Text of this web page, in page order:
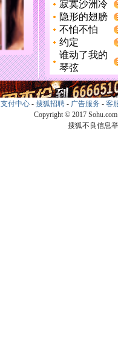
支付中心- 搜狐招聘- 广告服务 - 客
Copyright © 2017
搜狐不良信息